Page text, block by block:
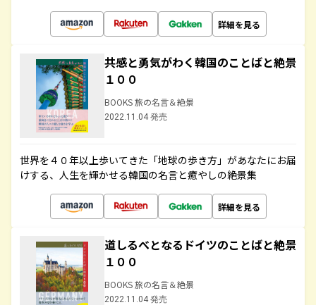
詳細を見る
共感と勇気がわく韓国のことばと絶景
１００
BOOKS 旅の名言＆絶景
2022.11.04 発売
世界を４０年以上歩いてきた「地球の歩き方」があなたにお届
けする、人生を輝かせる韓国の名言と癒やしの絶景集
詳細を見る
道しるべとなるドイツのことばと絶景
１００
BOOKS 旅の名言＆絶景
2022.11.04 発売